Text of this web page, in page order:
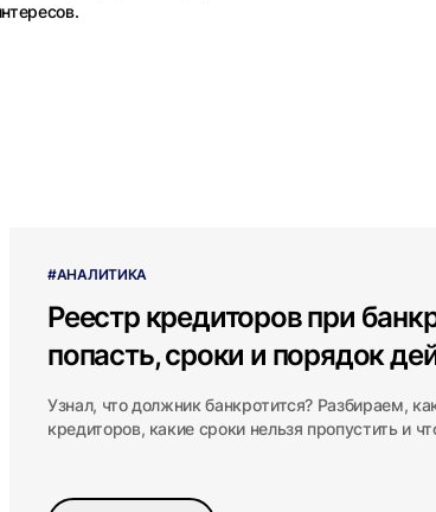
#АНАЛИТИКА
Реестр кредиторов при
попасть, сроки и порядок
Узнал, что должник банкротится? Разбираем,
кредиторов, какие сроки нельзя пропустить и